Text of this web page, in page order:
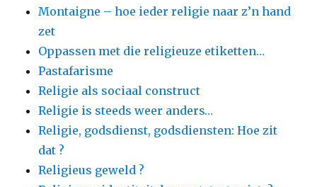
Montaigne – hoe ieder religie naar z’n hand
zet
Oppassen met die religieuze etiketten…
Pastafarisme
Religie als sociaal construct
Religie is steeds weer anders…
Religie, godsdienst, godsdiensten: Hoe zit
dat ?
Religieus geweld ?